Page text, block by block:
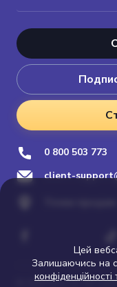
0 800 503 773
client-
© 2026 Vuso.ua. All
Цей
Залишаючись на